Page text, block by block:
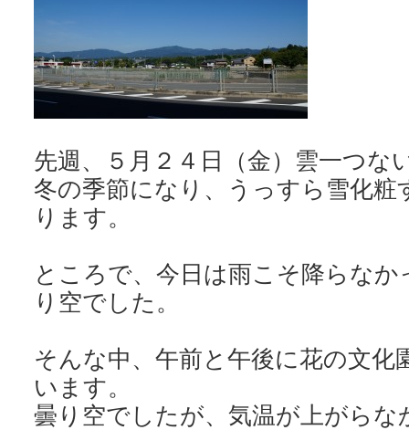
先週、５月２４日（金）雲一つな
冬の季節になり、うっすら雪化粧
ります。
ところで、今日は雨こそ降らな
り空でした。
そんな中、午前と午後に花の文化
います。
曇り空でしたが、気温が上がら